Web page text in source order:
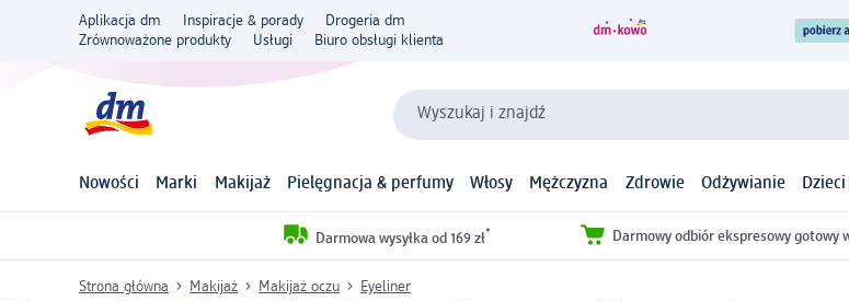
Aplikacja dm Inspiracje & porady
Drogeria dm
Zrównoważone produkty
Usługi Biuro obsługi klienta
Wyszukaj i znajdź
Nowości Marki Makijaż Pielęgnacja & perfumy Włosy Mężczyzna Zdrowie Odżywianie
Darmowa wysyłka od 169 zł* Darmowy odbiór ekspresowy gotowy
Strona główna Makijaż Makijaż oczu Eyeliner